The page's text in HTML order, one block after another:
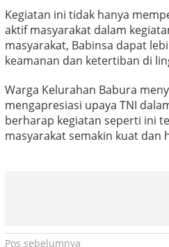
K
o
m
s
o
d
i
K
e
l
B
a
Kegiatan ini tidak hanya
aktif masyarakat dalam
masyarakat, Babinsa dapat
keamanan dan ketertiban di
Warga Kelurahan Babura
mengapresiasi upaya TNI
berharap kegiatan seperti ini
masyarakat semakin kuat dan
Pos sebelumnya